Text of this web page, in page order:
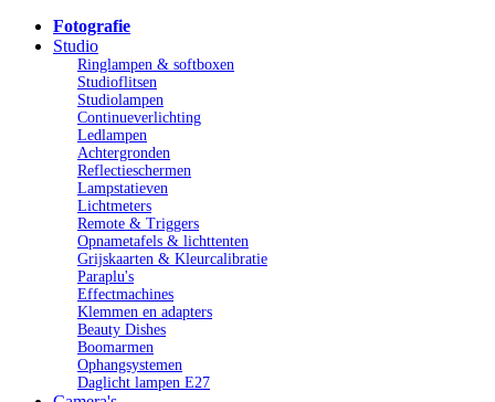
Fotografie
Studio
Ringlampen & softboxen
Studioflitsen
Studiolampen
Continueverlichting
Ledlampen
Achtergronden
Reflectieschermen
Lampstatieven
Lichtmeters
Remote & Triggers
Opnametafels & lichttenten
Grijskaarten & Kleurcalibratie
Paraplu's
Effectmachines
Klemmen en adapters
Beauty Dishes
Boomarmen
Ophangsystemen
Daglicht lampen E27